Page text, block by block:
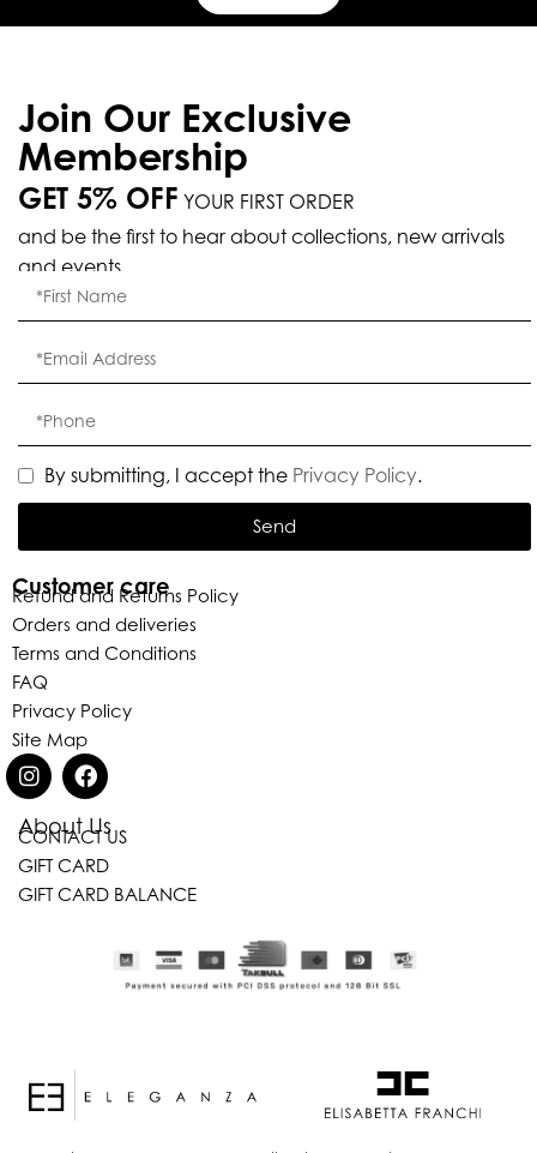
About Us
CONTACT US
GIFT CARD
GIFT CARD BALANCE
Customer care
Refund and Returns Policy
Orders and deliveries
Terms and Conditions
FAQ
Privacy Policy
Site Map
Join Our Exclusive
Membership
GET 5% OFF YOUR FIRST ORDER
and be the first to hear about collections, new arrivals
and events.
By submitting, I accept the Privacy Policy.
Send
Eleganza Israel
היישלום, ברוכה הבאה ל-ELEGANZA -
האם נוכל לעזור לך?